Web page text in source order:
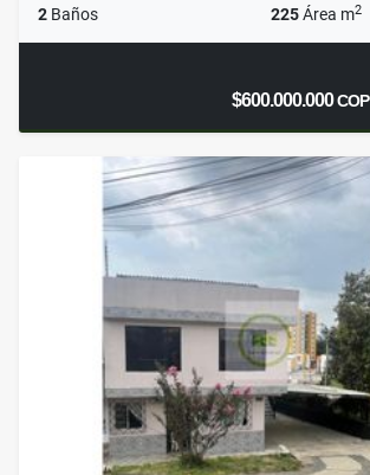
2 Baños 225Área m2
$600.000.000COP